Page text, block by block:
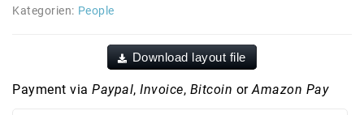
Kategorien: People
Download layout file
Payment via Paypal, Invoice, Bitcoin orAmazon Pay